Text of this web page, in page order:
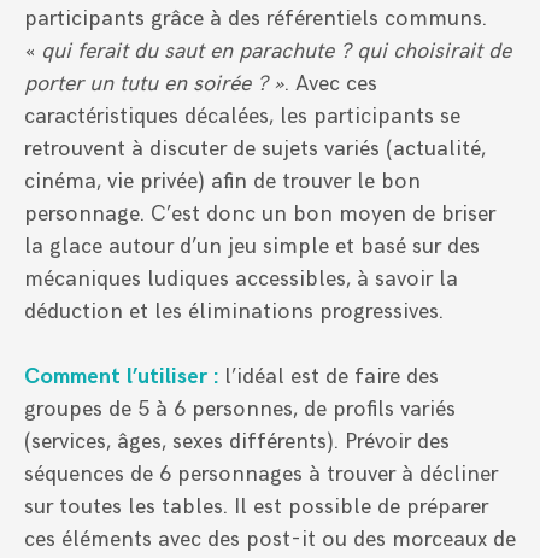
participants grâce à des référentiels communs.
« qui ferait du saut en parachute ? qui choisirait de
porter un tutu en soirée ? ». Avec ces
caractéristiques décalées, les participants se
retrouvent à discuter de sujets variés (actualité,
cinéma, vie privée) afin de trouver le bon
personnage. C’est donc un bon moyen de briser
la glace autour d’un jeu simple et basé sur des
mécaniques ludiques accessibles, à savoir la
déduction et les éliminations progressives.
Comment l’utiliser : l’idéal est de faire des
groupes de 5 à 6 personnes, de profils variés
(services, âges, sexes différents). Prévoir des
séquences de 6 personnages à trouver à décliner
sur toutes les tables. Il est possible de préparer
ces éléments avec des post-it ou des morceaux de